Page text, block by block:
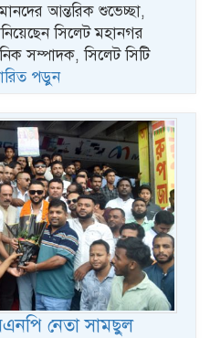
আন্তরিক শুভেচ্ছা,
সিলেট মহানগর
সম্পাদক, সিলেট সিটি
পড়ুন
নেতা সামছুল